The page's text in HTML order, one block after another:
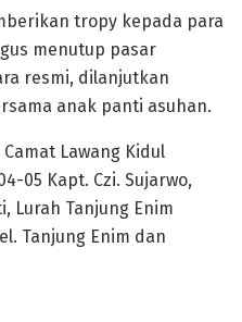
tropy kepada para
menutup pasar
resmi, dilanjutkan
anak panti asuhan.
Lawang Kidul
05 Kapt. Czi. Sujarwo,
Lurah Tanjung Enim
Tanjung Enim dan